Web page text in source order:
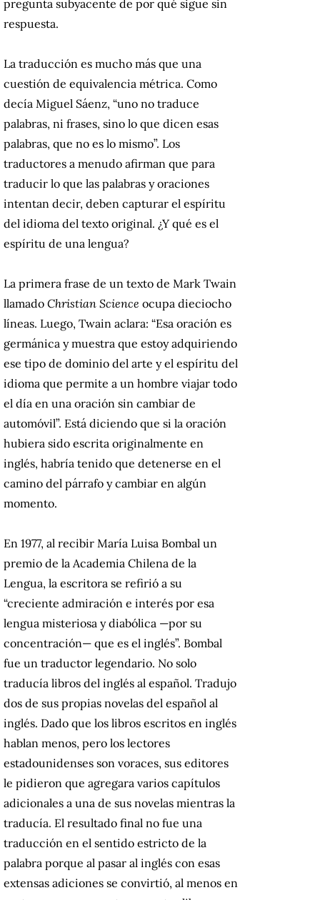
pregunta subyacente de por qué sigue sin
respuesta.
La traducción es mucho más que una
cuestión de equivalencia métrica. Como
decía Miguel Sáenz, “uno no traduce
palabras, ni frases, sino lo que dicen esas
palabras, que no es lo mismo”. Los
traductores a menudo afirman que para
traducir lo que las palabras y oraciones
intentan decir, deben capturar el espíritu
del idioma del texto original. ¿Y qué es el
espíritu de una lengua?
La primera frase de un texto de Mark Twain
llamado Christian Science ocupa dieciocho
líneas. Luego, Twain aclara: “Esa oración es
germánica y muestra que estoy adquiriendo
ese tipo de dominio del arte y el espíritu del
idioma que permite a un hombre viajar todo
el día en una oración sin cambiar de
automóvil”. Está diciendo que si la oración
hubiera sido escrita originalmente en
inglés, habría tenido que detenerse en el
camino del párrafo y cambiar en algún
momento.
En 1977, al recibir María Luisa Bombal un
premio de la Academia Chilena de la
Lengua, la escritora se refirió a su
“creciente admiración e interés por esa
lengua misteriosa y diabólica —por su
concentración— que es el inglés”. Bombal
fue un traductor legendario. No solo
traducía libros del inglés al español. Tradujo
dos de sus propias novelas del español al
inglés. Dado que los libros escritos en inglés
hablan menos, pero los lectores
estadounidenses son voraces, sus editores
le pidieron que agregara varios capítulos
adicionales a una de sus novelas mientras la
traducía. El resultado final no fue una
traducción en el sentido estricto de la
palabra porque al pasar al inglés con esas
extensas adiciones se convirtió, al menos en